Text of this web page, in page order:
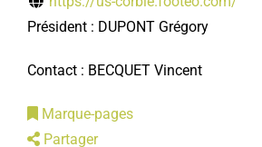
SERVICES MUNICIPAUX
PRATIQUE
LOISIRS
Président : DUPONT Grégory
Contact : BECQUET Vincent
Marque-pages
Partager